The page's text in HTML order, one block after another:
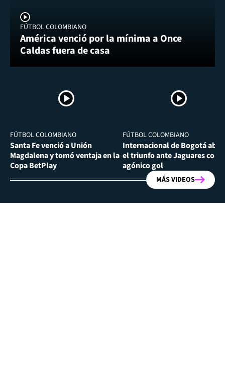
FÚTBOL COLOMBIANO
América venció por la mínima a Once
Caldas fuera de casa
FÚTBOL COLOMBIANO
Santa Fe venció a Unión
Magdalena y tomó ventaja en la
Copa BetPlay
FÚTBOL COLOMBIANO
Internacional de Bogotá
el triunfo ante Jaguares con
agónico gol
MÁS VIDEOS